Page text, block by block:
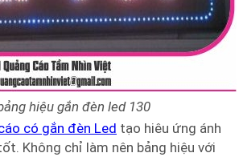
hiệu gắn đèn led 130
có gắn đèn Led tạo hiêu ứng ánh
Không chỉ làm nên bảng hiệu với